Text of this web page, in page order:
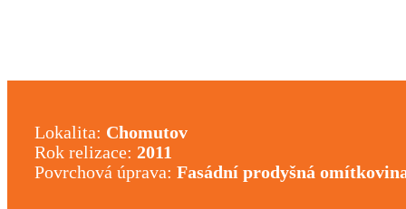
Lokalita: Chomutov
Rok relizace: 2011
Povrchová úprava: Fasádní prodyšná